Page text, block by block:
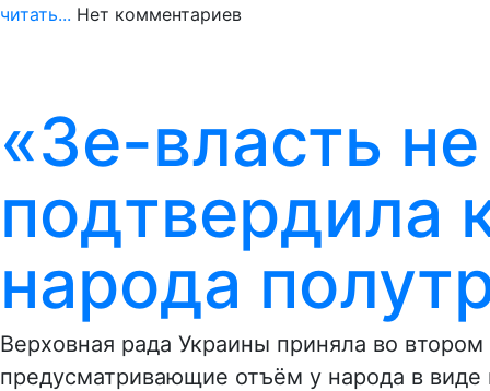
читать... Нет комментариев
«Зе-власть
подтвердила
народа
Верховная рада Украины приняла во
предусматривающие отъём у народа в виде